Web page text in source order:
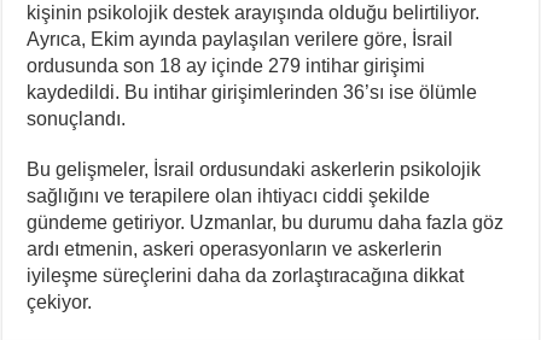
kişinin psikolojik destek arayışında olduğu belirtiliyor.
Ayrıca, Ekim ayında paylaşılan verilere göre, İsrail
ordusunda son 18 ay içinde 279 intihar girişimi
kaydedildi. Bu intihar girişimlerinden 36’sı ise ölümle
sonuçlandı.
Bu gelişmeler, İsrail ordusundaki askerlerin psikolojik
sağlığını ve terapilere olan ihtiyacı ciddi şekilde
gündeme getiriyor. Uzmanlar, bu durumu daha fazla göz
ardı etmenin, askeri operasyonların ve askerlerin
iyileşme süreçlerini daha da zorlaştıracağına dikkat
çekiyor.